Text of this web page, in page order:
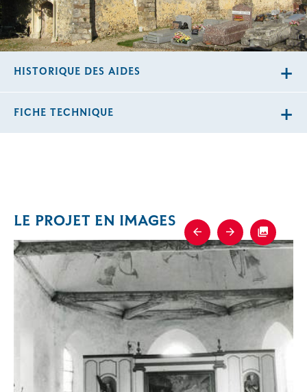
HISTORIQUE DES AIDES
FICHE TECHNIQUE
LE PROJET EN IMAGES
Previous
Next